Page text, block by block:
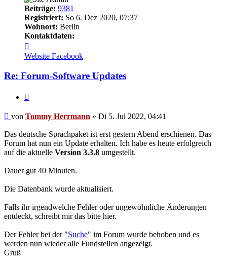
Beiträge: 9381
Registriert: So 6. Dez 2020, 07:37
Wohnort: Berlin
Kontaktdaten:
von
Tommy
Herrmann
Website Facebook
Re: Forum-Software Updates
Ungelesener
von Tommy Herrmann » Di 5. Jul 2022, 04:41
Das deutsche Sprachpaket ist erst gestern Abend erschienen. Das
Forum hat nun ein Update erhalten. Ich habe es heute erfolgreich
auf die aktuelle Version 3.3.8 umgestellt.
Dauer gut 40 Minuten.
Die Datenbank wurde aktualisiert.
Falls ihr irgendwelche Fehler oder ungewöhnliche Änderungen
entdeckt, schreibt mir das bitte hier.
Der Fehler bei der "Suche" im Forum wurde behoben und es
werden nun wieder alle Fundstellen angezeigt.
Gruß